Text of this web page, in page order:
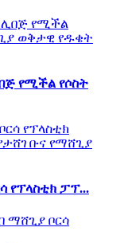
የሚችል የሶስት
የፕላስቲክ ፓፕ...